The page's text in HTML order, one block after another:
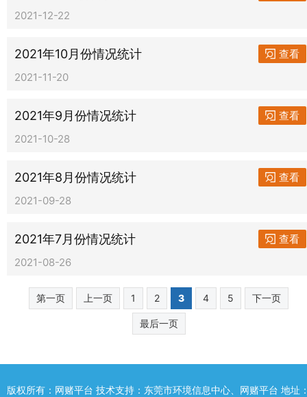
2021-12-22
2021年10月份情况统计
2021-11-20
查看
2021年9月份情况统计
2021-10-28
查看
2021年8月份情况统计
2021-09-28
查看
2021年7月份情况统计
2021-08-26
查看
第一页 上一页 1 2 3 4 5 下一页
最后一页
版权所有：网赌平台 技术支持：东莞市环境信息中心、网赌平台 地址